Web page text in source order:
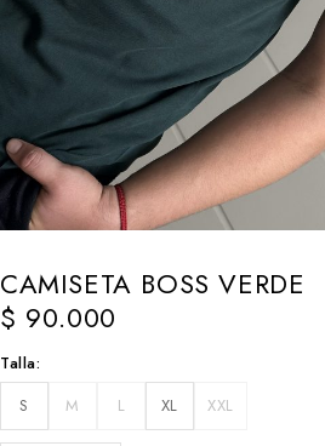
CAMISETA BOSS VERDE
$ 90.000
Talla
S
M L XL XXL